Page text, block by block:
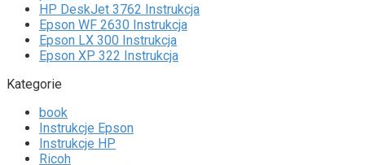
HP DeskJet 3762 Instrukcja
Epson WF 2630 Instrukcja
Epson LX 300 Instrukcja
Epson XP 322 Instrukcja
Kategorie
book
Instrukcje Epson
Instrukcje HP
Ricoh